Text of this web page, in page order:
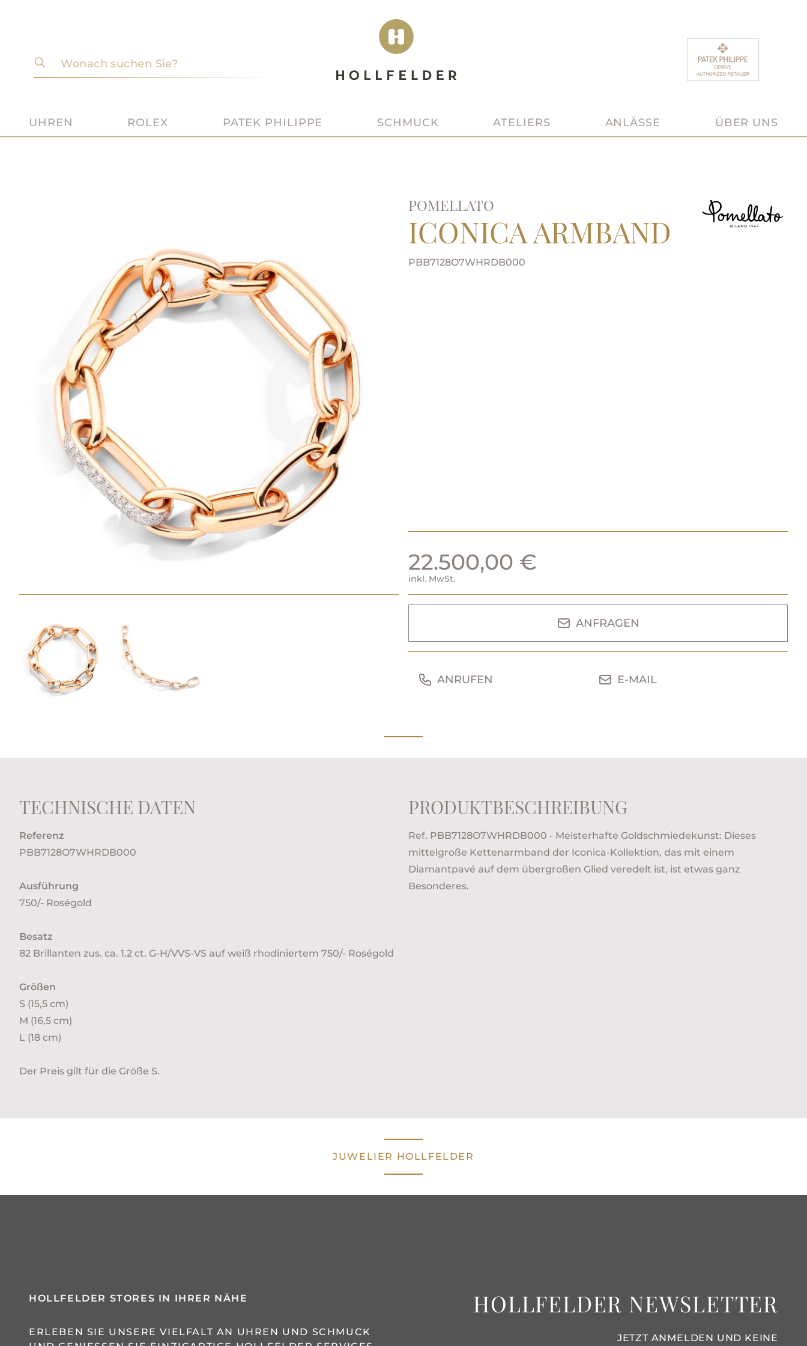
Wonach suchen Sie?
UHREN ROLEX PATEK PHILIPPE SCHMUCK ATELIERS ANLÄSSE ÜBER UNS
POMELLATO
ICONICA ARMBAND
PBB7128O7WHRDB000
22.500,00 €
inkl. MwSt.
ANFRAGEN
ANRUFEN E-MAIL
TECHNISCHE DATEN
Referenz
PBB7128O7WHRDB000
Ausführung
750/- Roségold
Besatz
82 Brillanten zus. ca. 1.2 ct. G-H/VVS-VS auf weiß rhodiniertem 750/- Roségold
Größen
S (15,5 cm)
M (16,5 cm)
L (18 cm)
Der Preis gilt für die Größe S.
PRODUKTBESCHREIBUNG
Ref. PBB7128O7WHRDB000 - Meisterhafte Goldschmiedekunst: Dieses
mittelgroße Kettenarmband der Iconica-Kollektion, das mit einem
Diamantpavé auf dem übergroßen Glied veredelt ist, ist etwas ganz
Besonderes.
JUWELIER HOLLFELDER
HOLLFELDER STORES IN IHRER NÄHE
ERLEBEN SIE UNSERE VIELFALT AN UHREN UND SCHMUCK
HOLLFELDER NEWSLETTER
JETZT ANMELDEN UND KEINE